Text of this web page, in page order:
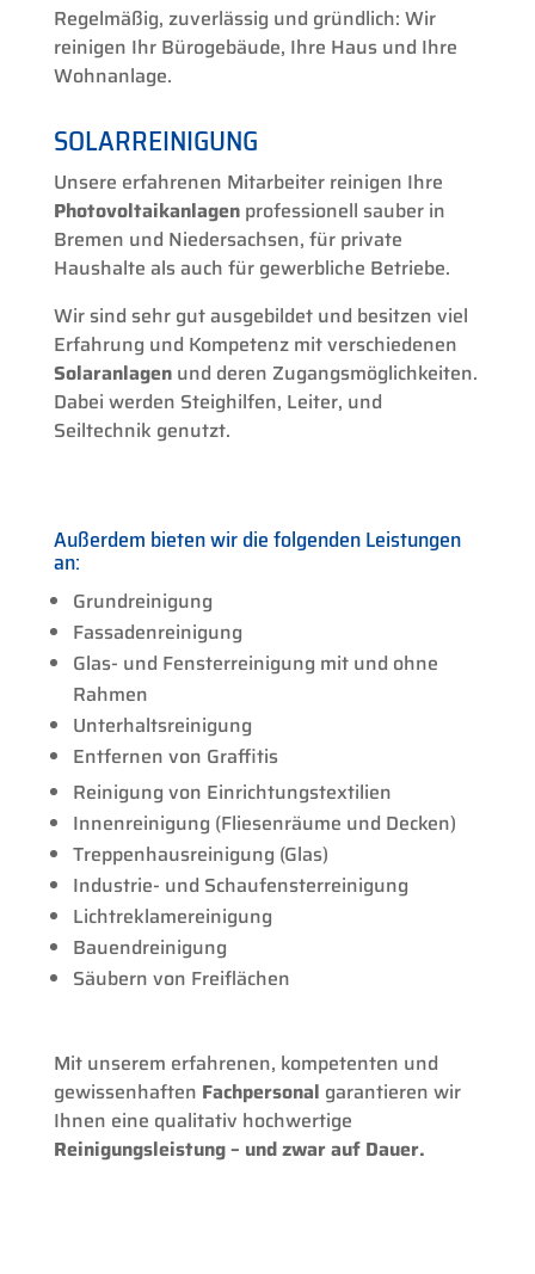
Regelmäßig, zuverlässig und gründlich: Wir
reinigen Ihr Bürogebäude, Ihre Haus und Ihre
Wohnanlage.
SOLARREINIGUNG
Unsere erfahrenen Mitarbeiter reinigen Ihre
Photovoltaikanlagenprofessionell sauber in
Bremen und Niedersachsen, für private
Haushalte als auch für gewerbliche Betriebe.
Wir sind sehr gut ausgebildet und besitzen viel
Erfahrung und Kompetenz mit verschiedenen
Solaranlagenund deren Zugangsmöglichkeiten.
Dabei werden Steighilfen, Leiter, und
Seiltechnik genutzt.
Außerdem bieten wir die folgenden Leistungen
an:
Grundreinigung
Fassadenreinigung
Glas- und Fensterreinigung mit und ohne
Rahmen
Unterhaltsreinigung
Entfernen von Graffitis
Reinigung von Einrichtungstextilien
Innenreinigung (Fliesenräume und Decken)
Treppenhausreinigung (Glas)
Industrie- und Schaufensterreinigung
Lichtreklamereinigung
Bauendreinigung
Säubern von Freiflächen
Mit unserem erfahrenen, kompetenten und
gewissenhaften Fachpersonal garantieren wir
Ihnen eine qualitativ hochwertige
Reinigungsleistung – und zwar auf Dauer.